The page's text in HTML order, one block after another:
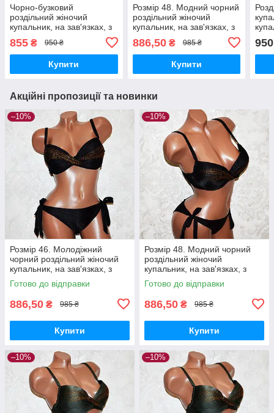
Чорно-бузковий
роздільний жіночий
купальник, на зав'язках, з
855 ₴ 950 ₴
Купити
Розмір 48. Модний чорний
роздільний жіночий
купальник, на зав'язках, з
886,50₴ 985 ₴
Купити
950
Акційні пропозиції та новинки
–10%
Розмір 46. Молодіжний
чорний роздільний жіночий
купальник, на зав'язках, з
пуш-ап
Готово до відправки
886,50 ₴ 985 ₴
Купити
–10%
Розмір 48. Модний чорний
роздільний жіночий
купальник, на зав'язках, з
пуш-ап
Готово до відправки
886,50 ₴ 985 ₴
Купити
–10% –10%